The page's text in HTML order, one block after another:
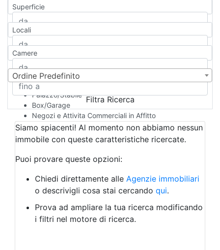
Casa indipendente
Casa Semi-indipendente
Attico/Mansarda
Rustico/Casale
Camera d'Albergo
Multiproprietà
Palazzo/Stabile
Box/Garage
Negozi e Attivita Commerciali in Affitto
Qualsiasi
Attività/Licenza Commerciale
Azienda Agricola
Bar/Ristorante
Albergo
Laboratorio Artigianale
Negozio/locale commerciale
Agriturismo
Magazzini
Superficie
Locali
Camere
Ordine Predefinito
Filtra Ricerca
Siamo spiacenti! Al momento non abbiamo nessun
immobile con queste caratteristiche ricercate.
Puoi provare queste opzioni:
Chiedi direttamente alle Agenzie immobiliari
o descrivigli cosa stai cercando qui.
Prova ad ampliare la tua ricerca modificando
i filtri nel motore di ricerca.